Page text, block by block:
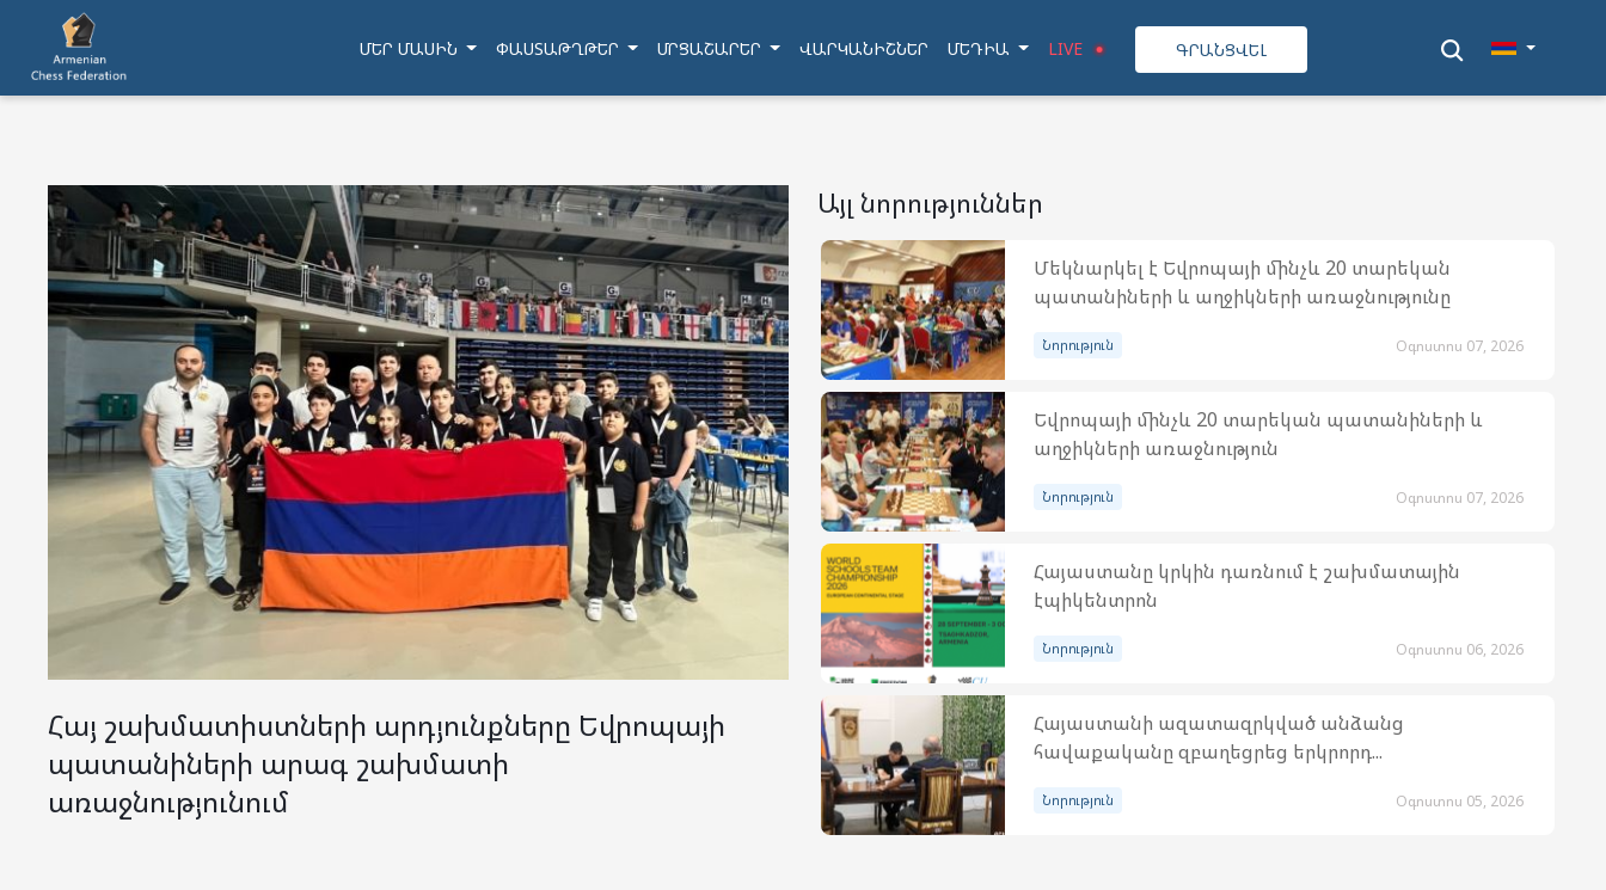
ՄԵՐ ՄԱՍԻՆ ՓԱՍՏԱԹՂԹԵՐ ՄՐՑԱՇԱՐԵՐ ՎԱՐԿԱՆԻՇՆԵՐ ՄԵԴԻԱ LIVE ԳՐԱՆՑՎԵԼ
Հայ շախմատիստների արդյունքները Եվրոպայի
պատանիների արագ շախմատի
առաջնությունում
Այլ նորություններ
Մեկնարկել է Եվրոպայի մինչև 20 տարեկան
պատանիների և աղջիկների առաջնությունը
Նորություն Օգոստոս 07, 2026
Եվրոպայի մինչև 20 տարեկան պատանիների և
աղջիկների առաջնություն
Նորություն Օգոստոս 07, 2026
Հայաստանը կրկին դառնում է շախմատային
էպիկենտրոն
Նորություն Օգոստոս 06, 2026
Հայաստանի ազատազրկված անձանց
հավաքականը զբաղեցրեց երկրորդ...
Նորություն Օգոստոս 05, 2026